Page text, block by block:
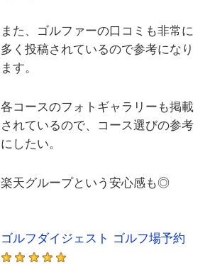
また、ゴルファーの口コミも非常に
多く投稿されているので参考になり
ます。
各コースのフォトギャラリーも掲載
されているので、コース選びの参考
にしたい。
楽天グループという安心感も◎
ゴルフダイジェスト ゴルフ場予約